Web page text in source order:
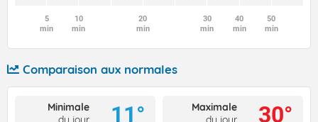
5
min
10
min
20
min
30
min
40
min
50
min
Comparaison aux normales
Minimale
11°
Maximale
30°